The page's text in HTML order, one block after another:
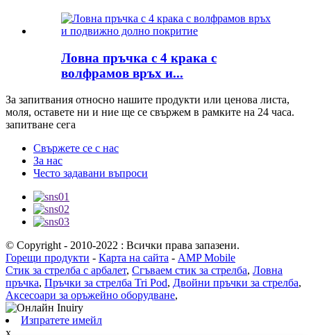
Ловна пръчка с 4 крака с
волфрамов връх и...
За запитвания относно нашите продукти или ценова листа,
моля, оставете ни и ние ще се свържем в рамките на 24 часа.
запитване сега
Свържете се с нас
За нас
Често задавани въпроси
© Copyright - 2010-2022 : Всички права запазени.
Горещи продукти - Карта на сайта - AMP Mobile
Стик за стрелба с арбалет, Сгъваем стик за стрелба, Ловна
пръчка, Пръчки за стрелба Tri Pod, Двойни пръчки за стрелба,
Аксесоари за оръжейно оборудване,
Изпратете имейл